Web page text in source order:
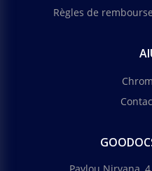
Règles de